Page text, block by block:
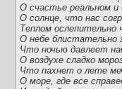
О счастье реальном и
О солнце, что нас
Теплом ослепительно
О небе блистательно
Что ночью давлеет
О воздухе сладко
Что пахнет о лете
О море, где все